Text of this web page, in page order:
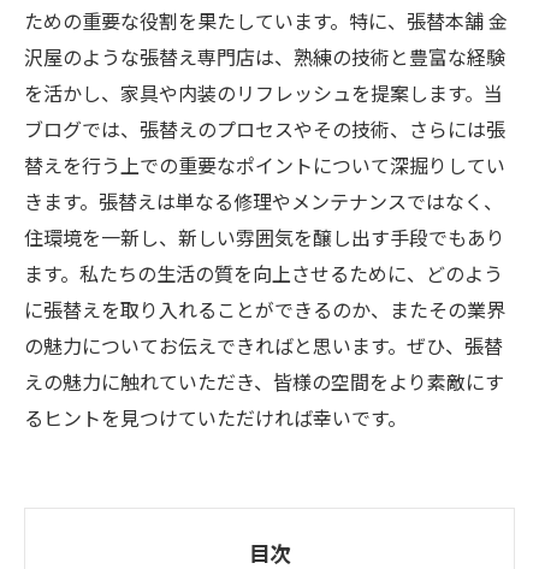
ための重要な役割を果たしています。特に、張替本舗 金
沢屋のような張替え専門店は、熟練の技術と豊富な経験
を活かし、家具や内装のリフレッシュを提案します。当
ブログでは、張替えのプロセスやその技術、さらには張
替えを行う上での重要なポイントについて深掘りしてい
きます。張替えは単なる修理やメンテナンスではなく、
住環境を一新し、新しい雰囲気を醸し出す手段でもあり
ます。私たちの生活の質を向上させるために、どのよう
に張替えを取り入れることができるのか、またその業界
の魅力についてお伝えできればと思います。ぜひ、張替
えの魅力に触れていただき、皆様の空間をより素敵にす
るヒントを見つけていただければ幸いです。
目次